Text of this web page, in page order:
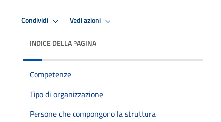
Condividi Vedi azioni
INDICE DELLA PAGINA
Competenze
Tipo di organizzazione
Persone che compongono la struttura